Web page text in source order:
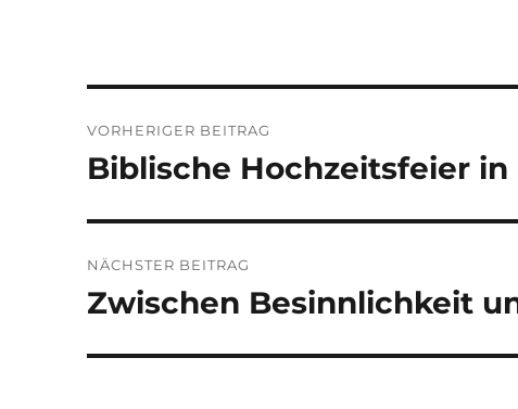
VORHERIGER BEITRAG
Vorheriger
Biblische Hochzeitsfeier
NÄCHSTER BEITRAG
Nächster
Zwischen Besinnlichkeit